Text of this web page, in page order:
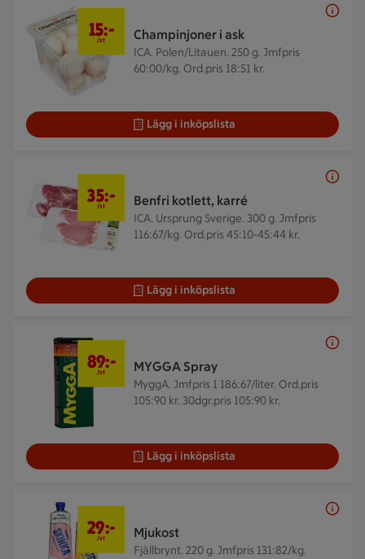
Champinjoner i ask
ICA. Polen/Litauen. 250 g. Jmfpris
60:00/kg. Ord.pris 18:51 kr.
15:-
/st
Lägg i inköpslista
Benfri kotlett, karré
ICA. Ursprung Sverige. 300 g. Jmfpris
116:67/kg. Ord.pris 45:10-45:44 kr.
35:-
/st
Lägg i inköpslista
MYGGA Spray
MyggA. Jmfpris 1 186:67/liter. Ord.pris
105:90 kr. 30dgr.pris 105:90 kr.
89 kr/st
89:-
/st
Lägg i inköpslista
Mjukost
Fjällbrynt. 220 g. Jmfpris 131:82/kg.
29:-
/st